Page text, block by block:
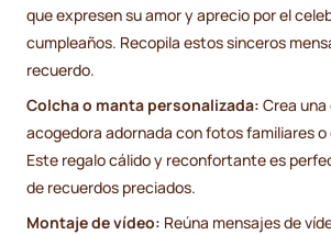
que expresen su amor y aprecio por el
cumpleaños. Recopila estos sinceros
recuerdo.
Colcha o manta personalizada: Crea
acogedora adornada con fotos familiares
Este regalo cálido y reconfortante es
de recuerdos preciados.
Montaje de vídeo: Reúna mensajes de